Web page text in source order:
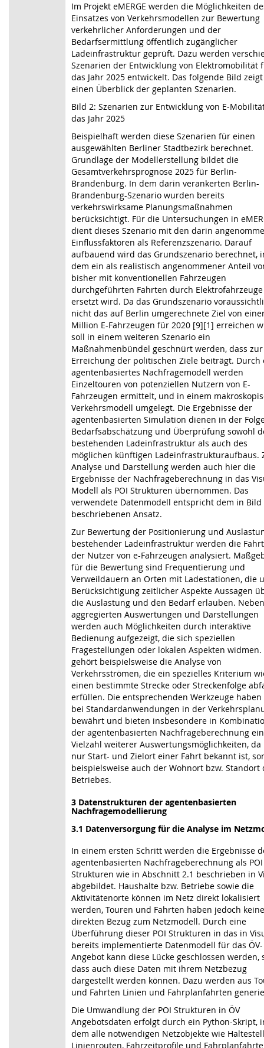
Im Projekt eMERGE werden die Möglichkeiten
Einsatzes von Verkehrsmodellen zur Bewertung
verkehrlicher Anforderungen und der
Bedarfsermittlung öffentlich zugänglicher
Ladeinfrastruktur geprüft. Dazu werden
Szenarien der Entwicklung von Elektromobilität
das Jahr 2025 entwickelt. Das folgende Bild zeigt
einen Überblick der geplanten Szenarien.
Bild 2: Szenarien zur Entwicklung von E-
das Jahr 2025
Beispielhaft werden diese Szenarien für einen
ausgewählten Berliner Stadtbezirk berechnet.
Grundlage der Modellerstellung bildet die
Gesamtverkehrsprognose 2025 für Berlin-
Brandenburg. In dem darin verankerten Berlin-
Brandenburg-Szenario wurden bereits
verkehrswirksame Planungsmaßnahmen
berücksichtigt. Für die Untersuchungen in
dient dieses Szenario mit den darin
Einflussfaktoren als Referenzszenario. Darauf
aufbauend wird das Grundszenario berechnet,
dem ein als realistisch angenommener Anteil
bisher mit konventionellen Fahrzeugen
durchgeführten Fahrten durch Elektrofahrzeuge
ersetzt wird. Da das Grundszenario
nicht das auf Berlin umgerechnete Ziel von
Million E-Fahrzeugen für 2020 [9][1] erreichen
soll in einem weiteren Szenario ein
Maßnahmenbündel geschnürt werden, dass zur
Erreichung der politischen Ziele beiträgt. Durch
agentenbasiertes Nachfragemodell werden
Einzeltouren von potenziellen Nutzern von E-
Fahrzeugen ermittelt, und in einem
Verkehrsmodell umgelegt. Die Ergebnisse der
agentenbasierten Simulation dienen in der
Bedarfsabschätzung und Überprüfung sowohl
bestehenden Ladeinfrastruktur als auch des
möglichen künftigen Ladeinfrastrukturaufbaus.
Analyse und Darstellung werden auch hier die
Ergebnisse der Nachfrageberechnung in das
Modell als POI Strukturen übernommen. Das
verwendete Datenmodell entspricht dem in Bild
beschriebenen Ansatz.
Zur Bewertung der Positionierung und
bestehender Ladeinfrastruktur werden die
der Nutzer von e-Fahrzeugen analysiert.
für die Bewertung sind Frequentierung und
Verweildauern an Orten mit Ladestationen, die
Berücksichtigung zeitlicher Aspekte Aussagen
die Auslastung und den Bedarf erlauben.
aggregierten Auswertungen und Darstellungen
werden auch Möglichkeiten durch interaktive
Bedienung aufgezeigt, die sich speziellen
Fragestellungen oder lokalen Aspekten widmen.
gehört beispielsweise die Analyse von
Verkehrsströmen, die ein spezielles Kriterium
einen bestimmte Strecke oder Streckenfolge
erfüllen. Die entsprechenden Werkzeuge haben
bei Standardanwendungen in der
bewährt und bieten insbesondere in
der agentenbasierten Nachfrageberechnung
Vielzahl weiterer Auswertungsmöglichkeiten,
nur Start- und Zielort einer Fahrt bekannt ist,
beispielsweise auch der Wohnort bzw. Standort
Betriebes.
3 Datenstrukturen der agentenbasierten
Nachfragemodellierung
3.1 Datenversorgung für die Analyse im
In einem ersten Schritt werden die Ergebnisse
agentenbasierten Nachfrageberechnung als POI
Strukturen wie in Abschnitt 2.1 beschrieben in
abgebildet. Haushalte bzw. Betriebe sowie die
Aktivitätenorte können im Netz direkt lokalisiert
werden, Touren und Fahrten haben jedoch
direkten Bezug zum Netzmodell. Durch eine
Überführung dieser POI Strukturen in das in
bereits implementierte Datenmodell für das ÖV-
Angebot kann diese Lücke geschlossen werden,
dass auch diese Daten mit ihrem Netzbezug
dargestellt werden können. Dazu werden aus
und Fahrten Linien und Fahrplanfahrten
Die Umwandlung der POI Strukturen in ÖV
Angebotsdaten erfolgt durch ein Python-Skript,
dem alle notwendigen Netzobjekte wie
Linienrouten, Fahrzeitprofile und